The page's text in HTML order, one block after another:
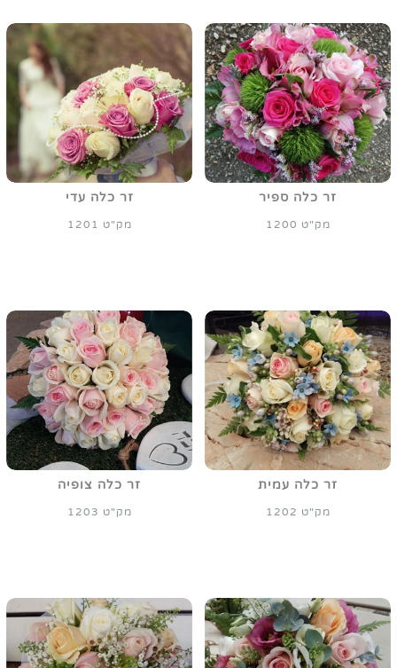
זר כלה ספיר
מק"ט 1200
זר כלה עדי
מק"ט 1201
זר כלה עמית
מק"ט 1202
זר כלה צופיה
מק"ט 1203